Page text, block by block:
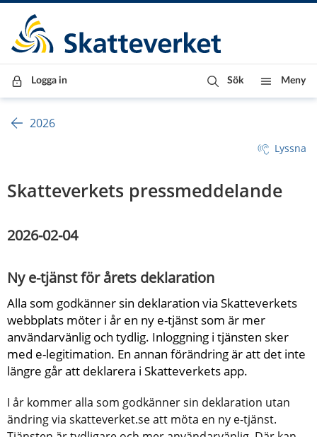
Till innehåll
Till navigationen
Till chattrobot
Logga in Sök Meny
2026
Lyssna
Skatteverkets pressmeddelande
2026-02-04
Ny e-tjänst för årets deklaration
Alla som godkänner sin deklaration via Skatteverkets
webbplats möter i år en ny e-tjänst som är mer
användarvänlig och tydlig. Inloggning i tjänsten sker
med e-legitimation. En annan förändring är att det inte
längre går att deklarera i Skatteverkets app.
I år kommer alla som godkänner sin deklaration utan
ändring via skatteverket.se att möta en ny e-tjänst.